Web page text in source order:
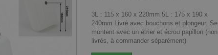
3L : 115 x 160 x 220mm 5L : 175 x 190 x
240mm Livré avec bouchons et plongeur. Se
montent avec un étrier et écrou papillon (non
livrés, à commander séparément)